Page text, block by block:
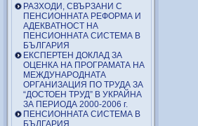
РАЗХОДИ, СВЪРЗАНИ С
ПЕНСИОННАТА РЕФОРМА И
АДЕКВАТНОСТ НА
ПЕНСИОННАТА СИСТЕМА В
БЪЛГАРИЯ
ЕКСПЕРТЕН ДОКЛАД ЗА
ОЦЕНКА НА ПРОГРАМАТА НА
МЕЖДУНАРОДНАТА
ОРГАНИЗАЦИЯ ПО ТРУДА ЗА
“ДОСТОЕН ТРУД” В УКРАЙНА
ЗА ПЕРИОДА 2000-2006 г.
ПЕНСИОННАТА СИСТЕМА В
БЪЛГАРИЯ